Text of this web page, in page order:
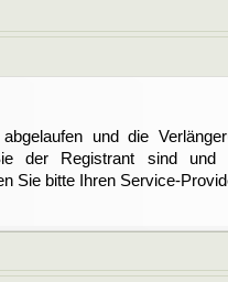
und die
der Registrant sind und
Sie bitte Ihren Service-